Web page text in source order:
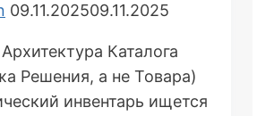
09.11.202509.11.2025
Каталога
Решения, а не Товара)
инвентарь ищется